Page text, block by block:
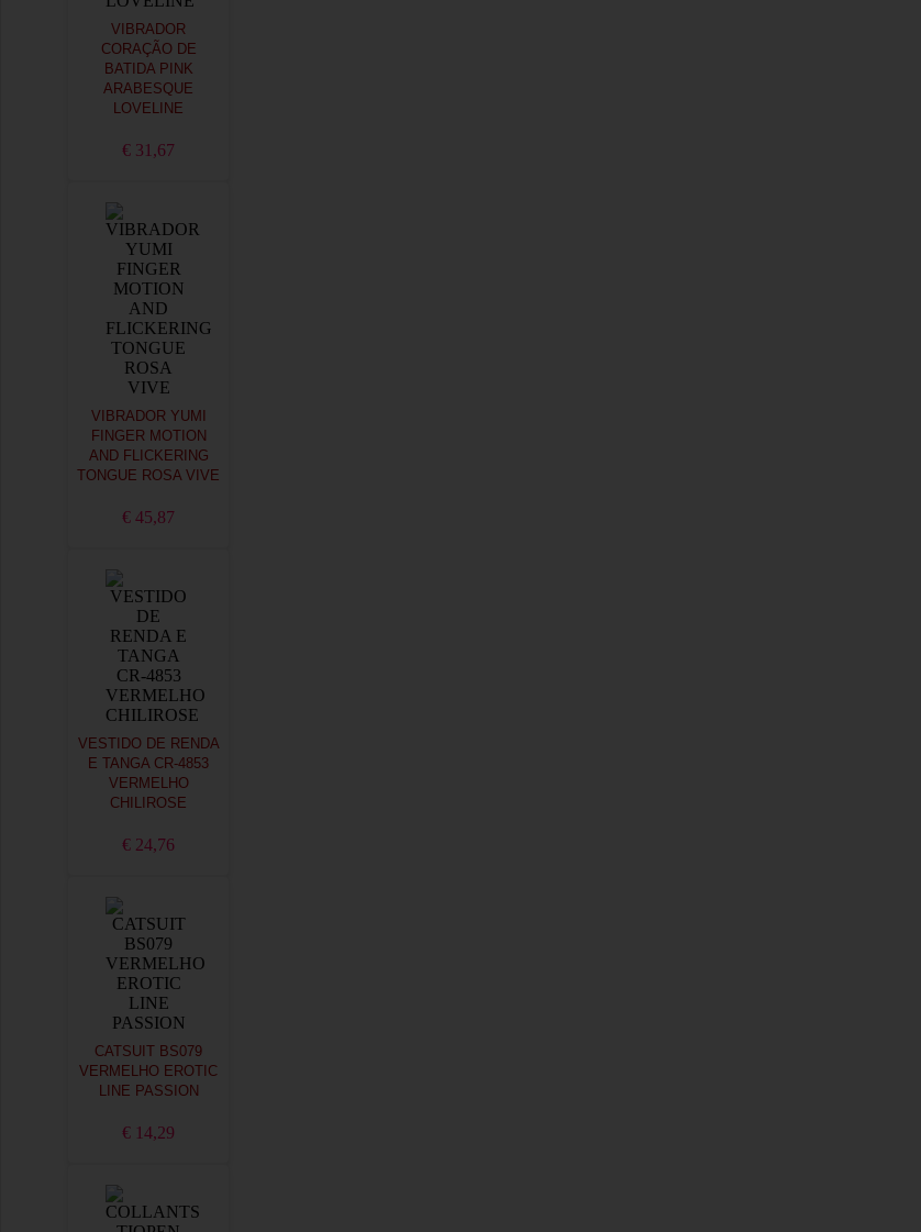
VIBRADOR
CORAÇÃO DE
BATIDA PINK
ARABESQUE
LOVELINE
€ 31,67
VIBRADOR YUMI
FINGER MOTION
AND FLICKERING
TONGUE ROSA VIVE
€ 45,87
VESTIDO DE RENDA
E TANGA CR-4853
VERMELHO
CHILIROSE
€ 24,76
CATSUIT BS079
VERMELHO EROTIC
LINE PASSION
€ 14,29